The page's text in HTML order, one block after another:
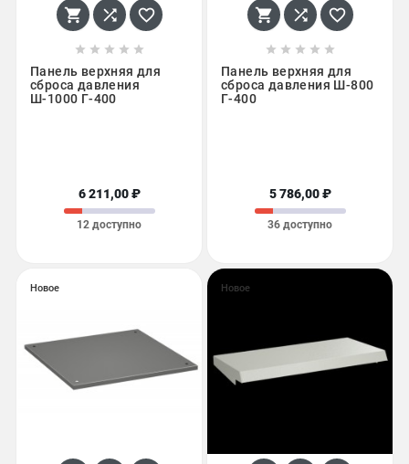
  
    
Панель верхняя для
сброса давления
Ш-1000 Г-400
6 211,00 ₽
12 доступно
  
    
Панель верхняя для
сброса давления Ш-800
Г-400
5 786,00 ₽
36 доступно
Новое Новое